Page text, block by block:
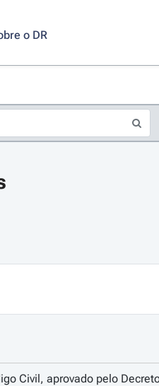
o DR
Civil, aprovado pelo